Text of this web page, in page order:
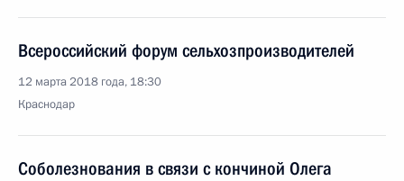
Всероссийский форум сельхозпроизводителей
12 марта 2018 года, 18:30
Краснодар
Соболезнования в связи с кончиной Олега